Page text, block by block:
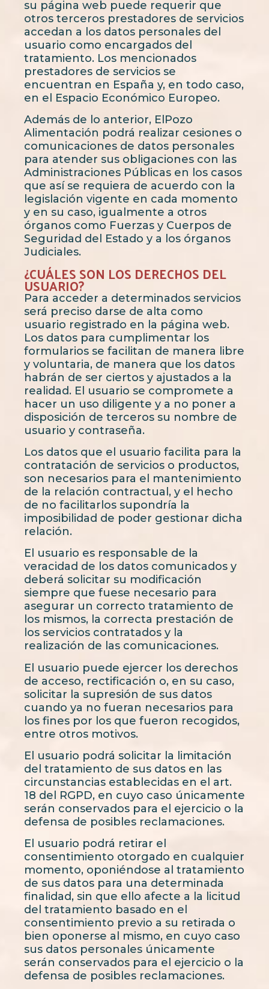
su página web puede requerir que
otros terceros prestadores de servicios
accedan a los datos personales del
usuario como encargados del
tratamiento. Los mencionados
prestadores de servicios se
encuentran en España y, en todo caso,
en el Espacio Económico Europeo.
Además de lo anterior, ElPozo
Alimentación podrá realizar cesiones o
comunicaciones de datos personales
para atender sus obligaciones con las
Administraciones Públicas en los casos
que así se requiera de acuerdo con la
legislación vigente en cada momento
y en su caso, igualmente a otros
órganos como Fuerzas y Cuerpos de
Seguridad del Estado y a los órganos
Judiciales.
¿CUÁLES SON LOS DERECHOS DEL
USUARIO?
Para acceder a determinados servicios
será preciso darse de alta como
usuario registrado en la página web.
Los datos para cumplimentar los
formularios se facilitan de manera libre
y voluntaria, de manera que los datos
habrán de ser ciertos y ajustados a la
realidad. El usuario se compromete a
hacer un uso diligente y a no poner a
disposición de terceros su nombre de
usuario y contraseña.
Los datos que el usuario facilita para la
contratación de servicios o productos,
son necesarios para el mantenimiento
de la relación contractual, y el hecho
de no facilitarlos supondría la
imposibilidad de poder gestionar dicha
relación.
El usuario es responsable de la
veracidad de los datos comunicados y
deberá solicitar su modificación
siempre que fuese necesario para
asegurar un correcto tratamiento de
los mismos, la correcta prestación de
los servicios contratados y la
realización de las comunicaciones.
El usuario puede ejercer los derechos
de acceso, rectificación o, en su caso,
solicitar la supresión de sus datos
cuando ya no fueran necesarios para
los fines por los que fueron recogidos,
entre otros motivos.
El usuario podrá solicitar la limitación
del tratamiento de sus datos en las
circunstancias establecidas en el art.
18 del RGPD, en cuyo caso únicamente
serán conservados para el ejercicio o la
defensa de posibles reclamaciones.
El usuario podrá retirar el
consentimiento otorgado en cualquier
momento, oponiéndose al tratamiento
de sus datos para una determinada
finalidad, sin que ello afecte a la licitud
del tratamiento basado en el
consentimiento previo a su retirada o
bien oponerse al mismo, en cuyo caso
sus datos personales únicamente
serán conservados para el ejercicio o la
defensa de posibles reclamaciones.